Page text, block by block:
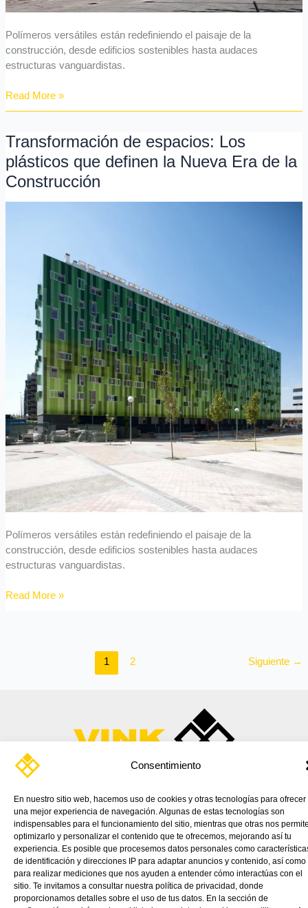
Consentimiento
En nuestro sitio web, hacemos uso de cookies y otras tecnologías para ofrecer
una mejor experiencia de navegación. Algunas de estas tecnologías son
indispensables para el funcionamiento del sitio, mientras que otras nos
optimizarlo y personalizar el contenido que te ofrecemos, mejorando así tu
experiencia. Es posible que procesemos datos personales como
de identificación y direcciones IP para adaptar anuncios y contenido, así como
para realizar mediciones que nos ayuden a entender cómo interactúas con el
sitio. Te invitamos a consultar nuestra política de privacidad, donde
proporcionamos detalles sobre el uso de tus datos. En la sección de
Polímeros versátiles están redefiniendo el paisaje de la
construcción, desde edificios sostenibles hasta audaces
estructuras vanguardistas.
construcción
Read More »
Transformación de espacios: Los
plásticos que definen la Nueva Era de la
Construcción
Polímeros versátiles están redefiniendo el paisaje de la
construcción, desde edificios sostenibles hasta audaces
estructuras vanguardistas.
Transformación
de
espacios:
Los
plásticos
Construcción
Read More »
1 2 Siguiente →